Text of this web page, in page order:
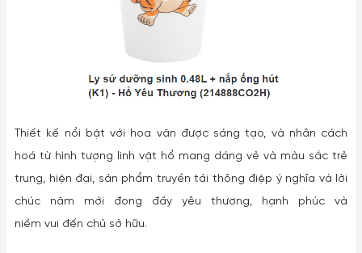
Thiết kế nổi bật với hoa văn được sáng tạo, và nhân cách
hoá từ hình tượng linh vật hổ mang dáng vẻ và màu sắc trẻ
trung, hiện đại, sản phẩm truyền tải thông điệp ý nghĩa và lời
chúc năm mới đong đầy yêu thương, hạnh phúc và
niềm vui đến chủ sở hữu.